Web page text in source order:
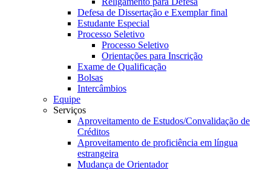
Defesa de Dissertação e Exemplar final
Estudante Especial
Processo Seletivo
Processo Seletivo
Orientações para Inscrição
Exame de Qualificação
Bolsas
Intercâmbios
Equipe
Serviços
Aproveitamento de Estudos/Convalidação de
Créditos
Aproveitamento de proficiência em língua
estrangeira
Mudança de Orientador